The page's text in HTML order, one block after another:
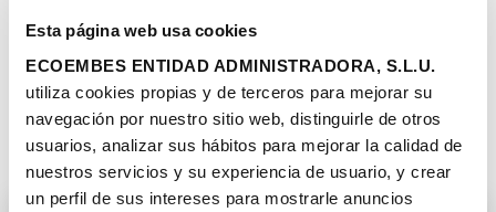
Esta página web usa cookies
ECOEMBES ENTIDAD ADMINISTRADORA, S.L.U.
utiliza cookies propias y de terceros para mejorar su
navegación por nuestro sitio web, distinguirle de otros
usuarios, analizar sus hábitos para mejorar la calidad de
nuestros servicios y su experiencia de usuario, y crear
un perfil de sus intereses para mostrarle anuncios
ciclo de vida, junto a recomendaciones específicas
Actualización de aditivos y recubrimientos:
hemos actualizado el apartado de aditivos y
recubrimientos gracias a nuestros estudios de
reciclabilidad, para reflejar mejor la composición del
envase y mejorar la precisión del análisis.